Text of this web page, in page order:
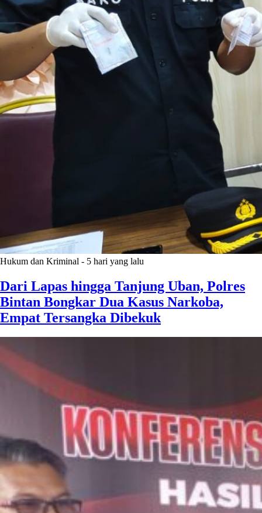
Hukum dan Kriminal - 5 hari yang lalu
Dari Lapas hingga Tanjung Uban, Polres
Bintan Bongkar Dua Kasus Narkoba,
Empat Tersangka Dibekuk